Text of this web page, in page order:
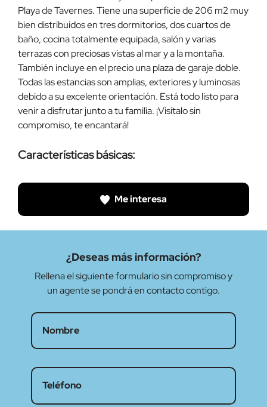
Playa de Tavernes. Tiene una superficie de 206 m2 muy
bien distribuidos en tres dormitorios, dos cuartos de
baño, cocina totalmente equipada, salón y varias
terrazas con preciosas vistas al mar y a la montaña.
También incluye en el precio una plaza de garaje doble.
Todas las estancias son amplias, exteriores y luminosas
debido a su excelente orientación. Está todo listo para
venir a disfrutar junto a tu familia. ¡Visítalo sin
compromiso, te encantará!
Características básicas:
Me interesa
¿Deseas más información?
Rellena el siguiente formulario sin compromiso y
un agente se pondrá en contacto contigo.